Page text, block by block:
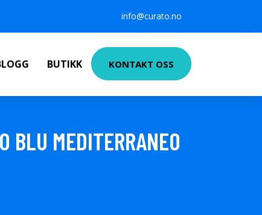
info@curato.no
BUTIKK KONTAKT OSS
BLU MEDITERRANEO